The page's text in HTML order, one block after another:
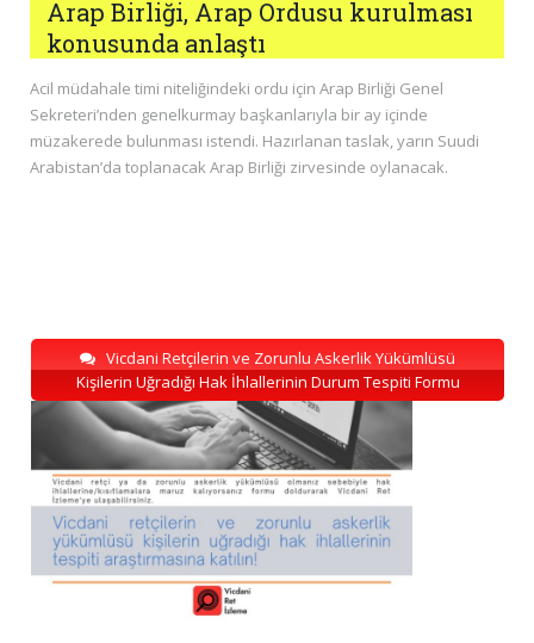
Arap Birliği, Arap Ordusu kurulması
konusunda anlaştı
Acil müdahale timi niteliğindeki ordu için Arap Birliği Genel
Sekreteri’nden genelkurmay başkanlarıyla bir ay içinde
müzakerede bulunması istendi. Hazırlanan taslak, yarın Suudi
Arabistan’da toplanacak Arap Birliği zirvesinde oylanacak.
Vicdani Retçilerin ve Zorunlu Askerlik Yükümlüsü
Kişilerin Uğradığı Hak İhlallerinin Durum Tespiti Formu